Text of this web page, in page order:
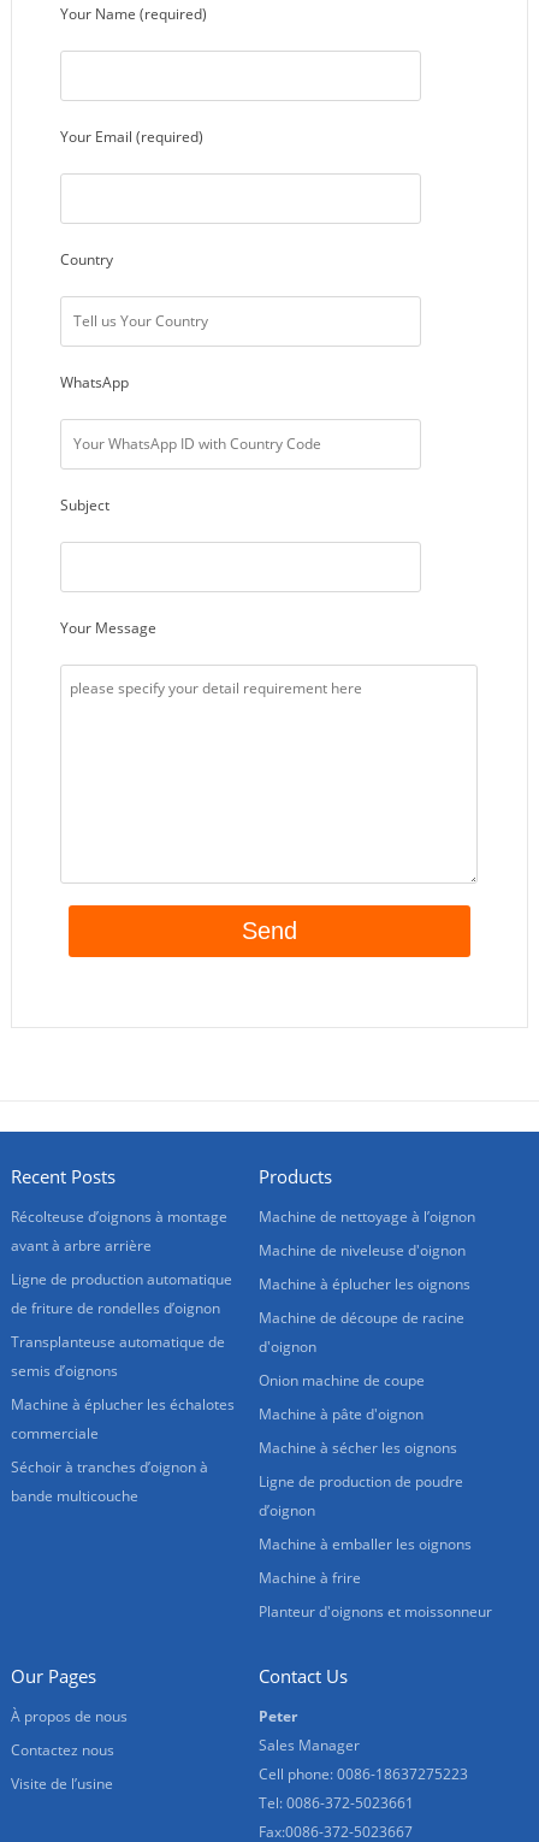
Your Name (required)
Your Email (required)
Country
WhatsApp
Subject
Your Message
Recent Posts
Récolteuse d’oignons à montage
avant à arbre arrière
Ligne de production automatique
de friture de rondelles d’oignon
Transplanteuse automatique de
semis d’oignons
Machine à éplucher les échalotes
commerciale
Séchoir à tranches d’oignon à
bande multicouche
Products
Machine de nettoyage à l’oignon
Machine de niveleuse d'oignon
Machine à éplucher les oignons
Machine de découpe de racine
d'oignon
Onion machine de coupe
Machine à pâte d'oignon
Machine à sécher les oignons
Ligne de production de poudre
d’oignon
Machine à emballer les oignons
Machine à frire
Planteur d'oignons et moissonneur
Our Pages
À propos de nous
Contactez nous
Visite de l’usine
Contact Us
Peter
Sales Manager
Cell phone: 0086-18637275223
Tel: 0086-372-5023661
Fax:0086-372-5023667